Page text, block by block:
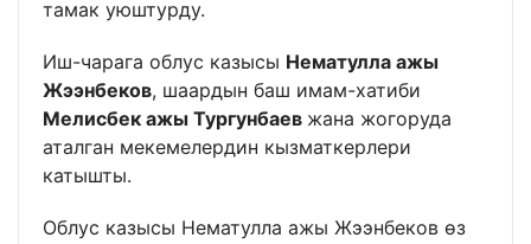
тамак уюштурду.
Иш-чарага облус казысы Нематулла ажы
Жээнбеков, шаардын баш имам-хатиби
Мелисбек ажы Тургунбаев жана жогоруда
аталган мекемелердин кызматкерлери
катышты.
Облус казысы Нематулла ажы Жээнбеков өз